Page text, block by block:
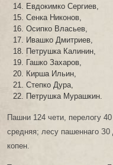
Евдокимко Сергиев,
Сенка Никонов,
Осипко Власьев,
Ивашко Дмитриев,
Петрушка Калинин,
Гашко Захаров,
Кирша Ильин,
Степко Дура,
Петрушка Мурашкин.
Пашни 124 чети, перелогу
средняя; лесу пашеннаго
копен.